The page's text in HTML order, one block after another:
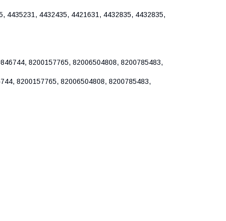
4435231, 4432435, 4421631, 4432835, 4432835,
8200157765, 82006504808, 8200785483,
8200157765, 82006504808, 8200785483,